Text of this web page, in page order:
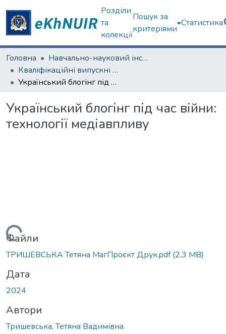
Розділи
та
колекції
Пошук за
критеріями
Статистика
Головна
Навчально-науковий інститут соціології та медіакомунікацій
Кваліфікаційні випускні роботи магістрів. Навчально-науковий інститут соціології та медіакомунікацій
Український блогінг під час війни: технології медіавпливу
Український блогінг під час війни:
технології медіавпливу
Файли
ТРИШЕВСЬКА Тетяна МагПроєкт Друк.pdf(2,3 MB)
Дата
2024
Автори
Тришевська, Тетяна Вадимівна